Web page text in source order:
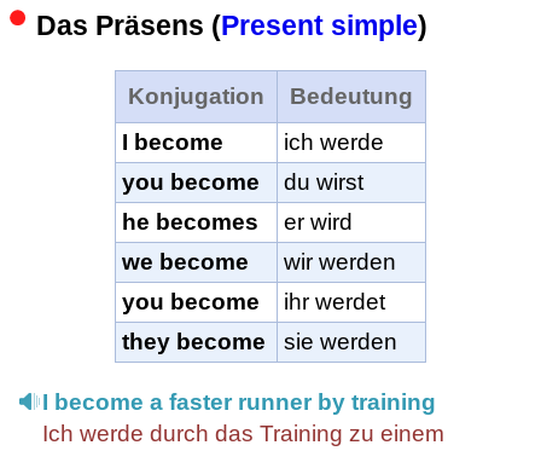
Das Präsens (Present simple)
Konjugation
Bedeutung
I become
ich werde
you become
du wirst
he becomes
er wird
we become
wir werden
you become
ihr werdet
they become
sie werden
I become a faster runner by training
Ich werde durch das Training zu einem